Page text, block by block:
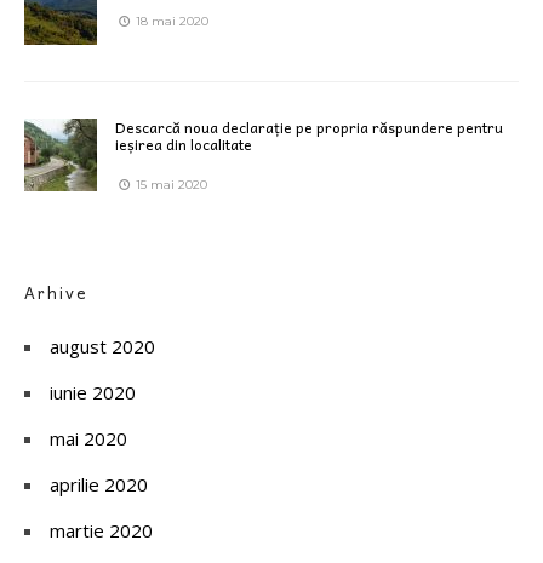
18 mai 2020
Descarcă noua declarație pe propria răspundere pentru
ieșirea din localitate
15 mai 2020
Arhive
august 2020
iunie 2020
mai 2020
aprilie 2020
martie 2020